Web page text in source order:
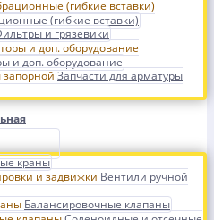
(гибкие вставки)
и грязевики
и доп. оборудование
Запчасти для арматуры
краны
Вентили ручной
Балансировочные клапаны